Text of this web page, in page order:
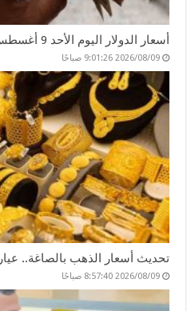
أسعار الدولار اليوم الأحد 9 أغسطس 2026
2026/08/09 9:01:26 صباحًا
تحديث أسعار الذهب بالصاغة.. عيار 21 يسجل 6095 جنيهاً للشراء
2026/08/09 8:57:40 صباحًا